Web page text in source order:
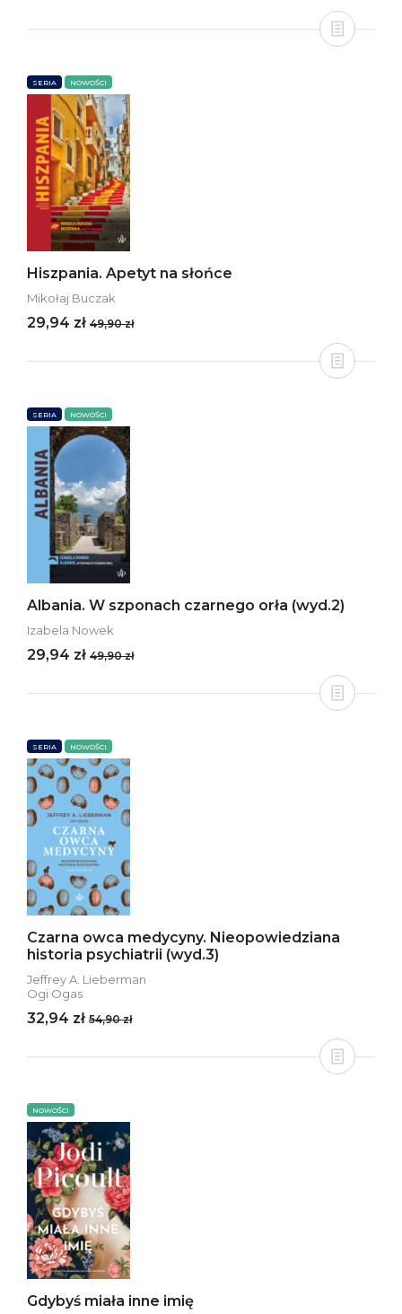
SERIA NOWOŚCI
Hiszpania. Apetyt na słońce
Mikołaj Buczak
29,94 zł 49,90 zł
SERIA NOWOŚCI
Albania. W szponach czarnego orła (wyd.2)
Izabela Nowek
29,94 zł 49,90 zł
SERIA NOWOŚCI
Czarna owca medycyny. Nieopowiedziana
historia psychiatrii (wyd.3)
Jeffrey A. Lieberman
Ogi Ogas
32,94 zł 54,90 zł
NOWOŚCI
Gdybyś miała inne imię